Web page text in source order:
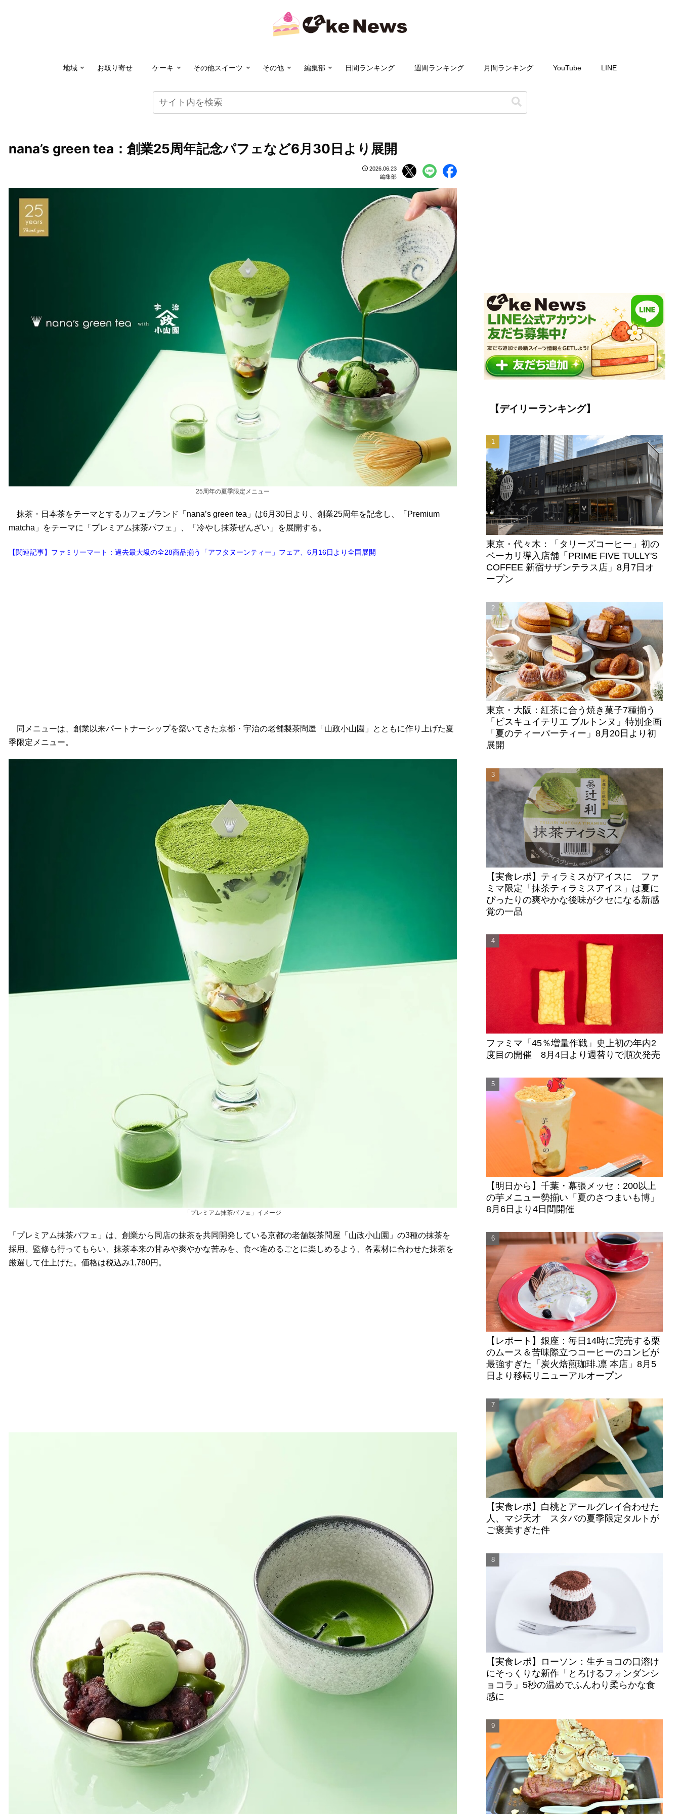
地域 お取り寄せ ケーキ その他スイーツ その他 編集部 日間ランキング 週間ランキング 月間ランキング YouTube LINE
nana’s green tea：創業25周年記念パフェなど6月30日より展開
2026.06.23
編集部
25周年の夏季限定メニュー
抹茶・日本茶をテーマとするカフェブランド「nana’s green tea」は6月30日より、創業25周年を記念し、「Premium
matcha」をテーマに「プレミアム抹茶パフェ」、「冷やし抹茶ぜんざい」を展開する。
【関連記事】ファミリーマート：過去最大級の全28商品揃う「アフタヌーンティー」フェア、6月16日より全国展開
同メニューは、創業以来パートナーシップを築いてきた京都・宇治の老舗製茶問屋「山政小山園」とともに作り上げた夏
季限定メニュー。
「プレミアム抹茶パフェ」イメージ
「プレミアム抹茶パフェ」は、創業から同店の抹茶を共同開発している京都の老舗製茶問屋「山政小山園」の3種の抹茶を
採用。監修も行ってもらい、抹茶本来の甘みや爽やかな苦みを、食べ進めるごとに楽しめるよう、各素材に合わせた抹茶を
厳選して仕上げた。価格は税込み1,780円。
【デイリーランキング】
東京・代々木：「タリーズコーヒー」初の
ベーカリ導入店舗「PRIME FIVE TULLY'S
COFFEE 新宿サザンテラス店」8月7日オ
ープン
東京・大阪：紅茶に合う焼き菓子7種揃う
「ビスキュイテリエ ブルトンヌ」特別企画
「夏のティーパーティー」8月20日より初
展開
【実食レポ】ティラミスがアイスに ファ
ミマ限定「抹茶ティラミスアイス」は夏に
ぴったりの爽やかな後味がクセになる新感
覚の一品
ファミマ「45％増量作戦」史上初の年内2
度目の開催 8月4日より週替りで順次発売
【明日から】千葉・幕張メッセ：200以上
の芋メニュー勢揃い「夏のさつまいも博」
8月6日より4日間開催
【レポート】銀座：毎日14時に完売する栗
のムース＆苦味際立つコーヒーのコンビが
最強すぎた「炭火焙煎珈琲.凛 本店」8月5
日より移転リニューアルオープン
【実食レポ】白桃とアールグレイ合わせた
人、マジ天才 スタバの夏季限定タルトが
ご褒美すぎた件
【実食レポ】ローソン：生チョコの口溶け
にそっくりな新作「とろけるフォンダンシ
ョコラ」5秒の温めでふんわり柔らかな食
感に